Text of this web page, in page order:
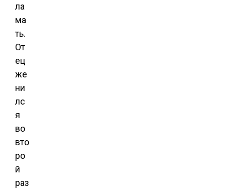
ла
ма
ть.
От
ец
же
ни
лс
я
во
вто
ро
й
раз